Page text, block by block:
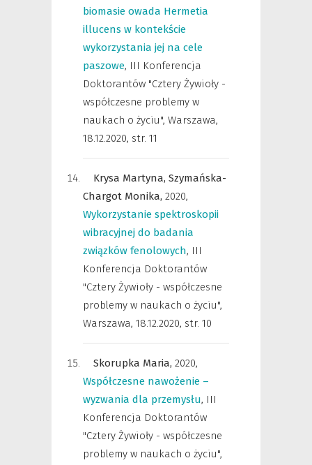
biomasie owada Hermetia
illucens w kontekście
wykorzystania jej na cele
paszowe, III Konferencja
Doktorantów "Cztery Żywioły -
współczesne problemy w
naukach o życiu", Warszawa,
18.12.2020, str. 11
Krysa Martyna, Szymańska-
Chargot Monika, 2020,
Wykorzystanie spektroskopii
wibracyjnej do badania
związków fenolowych, III
Konferencja Doktorantów
"Cztery Żywioły - współczesne
problemy w naukach o życiu",
Warszawa, 18.12.2020, str. 10
Skorupka Maria, 2020,
Współczesne nawożenie –
wyzwania dla przemysłu, III
Konferencja Doktorantów
"Cztery Żywioły - współczesne
problemy w naukach o życiu",